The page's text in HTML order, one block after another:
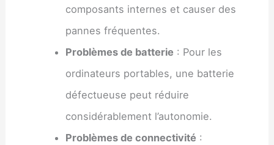
composants internes et causer des
pannes fréquentes.
Problèmes de batterie : Pour les
ordinateurs portables, une batterie
défectueuse peut réduire
considérablement l’autonomie.
Problèmes de connectivité :